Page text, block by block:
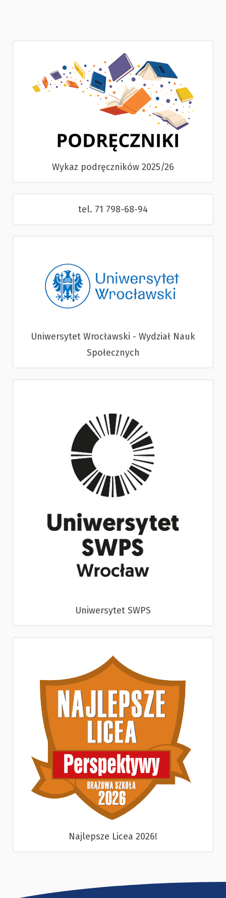
Wykaz podręczników 2025/26
tel. 71 798-68-94
Uniwersytet Wrocławski - Wydział Nauk
Społecznych
Uniwersytet SWPS
Najlepsze Licea 2026!